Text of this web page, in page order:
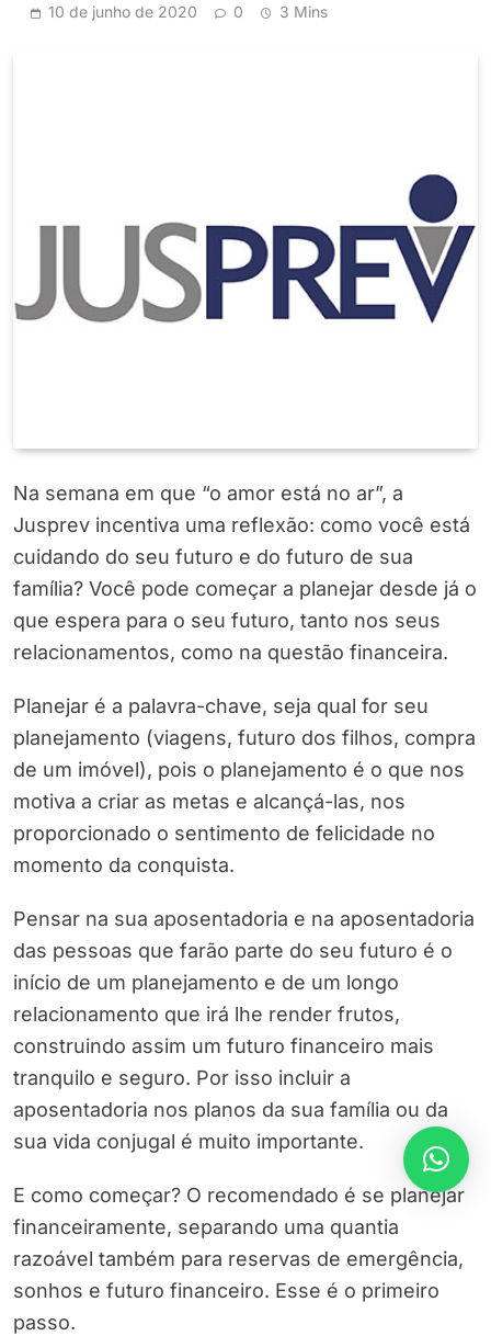
10 de junho de 2020 0 3 Mins
Na semana em que “o amor está no ar”, a
Jusprev incentiva uma reflexão: como você está
cuidando do seu futuro e do futuro de sua
família? Você pode começar a planejar desde já o
que espera para o seu futuro, tanto nos seus
relacionamentos, como na questão financeira.
Planejar é a palavra-chave, seja qual for seu
planejamento (viagens, futuro dos filhos, compra
de um imóvel), pois o planejamento é o que nos
motiva a criar as metas e alcançá-las, nos
proporcionado o sentimento de felicidade no
momento da conquista.
Pensar na sua aposentadoria e na aposentadoria
das pessoas que farão parte do seu futuro é o
início de um planejamento e de um longo
relacionamento que irá lhe render frutos,
construindo assim um futuro financeiro mais
tranquilo e seguro. Por isso incluir a
aposentadoria nos planos da sua família ou da
sua vida conjugal é muito importante.
E como começar? O recomendado é se planejar
financeiramente, separando uma quantia
razoável também para reservas de emergência,
sonhos e futuro financeiro. Esse é o primeiro
passo.